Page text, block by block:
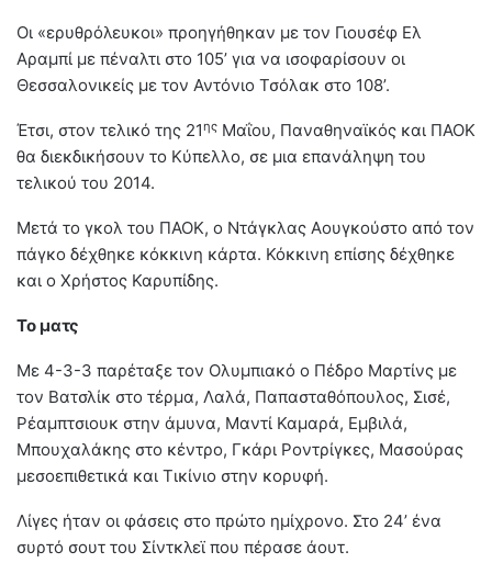
Οι «ερυθρόλευκοι» προηγήθηκαν με τον Γιουσέφ Ελ
Αραμπί με πέναλτι στο 105’ για να ισοφαρίσουν οι
Θεσσαλονικείς με τον Αντόνιο Τσόλακ στο 108’.
Έτσι, στον τελικό της 21ης Μαΐου, Παναθηναϊκός και ΠΑΟΚ
θα διεκδικήσουν το Κύπελλο, σε μια επανάληψη του
τελικού του 2014.
Μετά το γκολ του ΠΑΟΚ, ο Ντάγκλας Αουγκούστο από τον
πάγκο δέχθηκε κόκκινη κάρτα. Κόκκινη επίσης δέχθηκε
και ο Χρήστος Καρυπίδης.
Το ματς
Με 4-3-3 παρέταξε τον Ολυμπιακό ο Πέδρο Μαρτίνς με
τον Βατσλίκ στο τέρμα, Λαλά, Παπασταθόπουλος, Σισέ,
Ρέαμπτσιουκ στην άμυνα, Μαντί Καμαρά, Εμβιλά,
Μπουχαλάκης στο κέντρο, Γκάρι Ροντρίγκες, Μασούρας
μεσοεπιθετικά και Τικίνιο στην κορυφή.
Λίγες ήταν οι φάσεις στο πρώτο ημίχρονο. Στο 24’ ένα
συρτό σουτ του Σίντκλεϊ που πέρασε άουτ.